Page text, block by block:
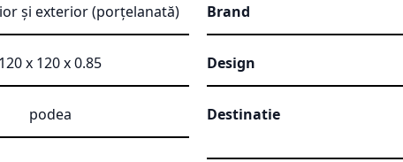
și exterior (porțelanată) Brand
x 120 x 0.85 Design
podea Destinatie